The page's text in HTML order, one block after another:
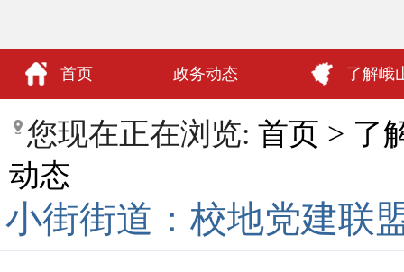
首页 政务动态 了解峨
政民互动
您现在正在浏览: 首页 > 了
动态
小街街道：校地党建联